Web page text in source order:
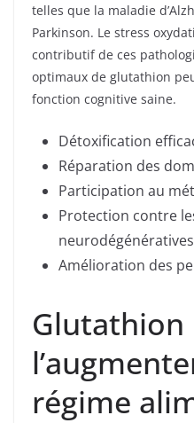
telles que la maladie
Parkinson. Le stress
contributif de ces
optimaux de glutathion
fonction cognitive saine.
Détoxification
Réparation des
Participation au
Protection contre
neurodégénératives
Amélioration des
Glutathion
régime